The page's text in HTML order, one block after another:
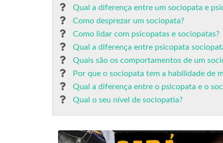
Qual a diferença entre um sociopata e
Como desprezar um sociopata?
Como lidar com psicopatas e sociopatas?
Qual a diferença entre psicopata
Quais são os comportamentos de um
Por que o sociopata tem a habilidade de
Qual a diferença entre o psicopata e o
Qual o seu nível de sociopatia?